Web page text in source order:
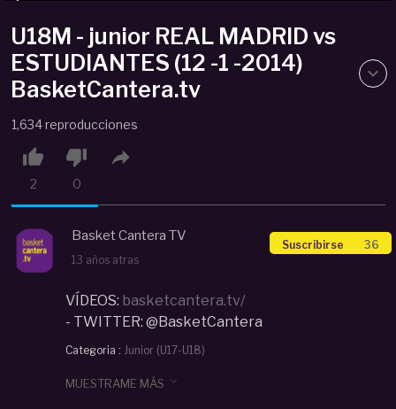
U18M - junior REAL MADRID vs
ESTUDIANTES (12 -1 -2014)
BasketCantera.tv
1,634 reproducciones

2

0

Basket Cantera TV
13 años atras
Suscribirse 36
VÍDEOS: basketcantera.tv/
- TWITTER: @BasketCantera
Categoria : Junior (U17-U18)
# U18M # junior
Real Madrid
#BasketCantera.tv
MUESTRAME MÁS 